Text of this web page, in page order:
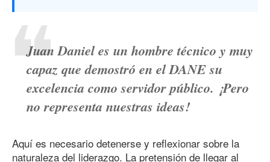
Juan Daniel es un hombre técnico y muy
capaz que demostró en el DANE su
excelencia como servidor público. ¡Pero
no representa nuestras ideas!
Aquí es necesario detenerse y reflexionar sobre la
naturaleza del liderazgo. La pretensión de llegar al